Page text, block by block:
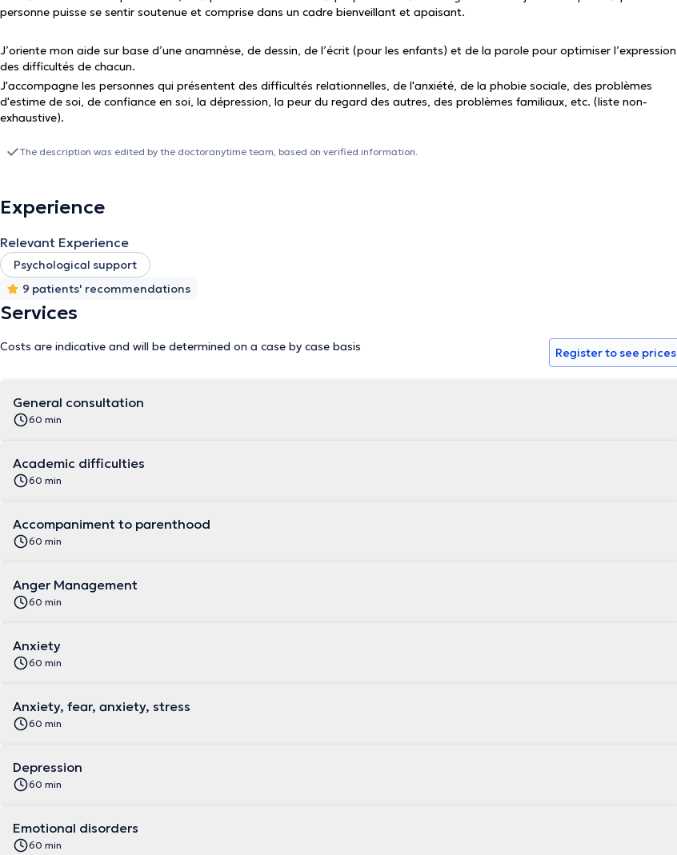
personne puisse se sentir soutenue et comprise dans un cadre bienveillant et apaisant.
J’oriente mon aide sur base d’une anamnèse, de dessin, de l’écrit (pour les enfants) et de la parole pour optimiser l’expression
des difficultés de chacun.
J'accompagne les personnes qui présentent des difficultés relationnelles, de l'anxiété, de la phobie sociale, des problèmes
d'estime de soi, de confiance en soi, la dépression, la peur du regard des autres, des problèmes familiaux, etc. (liste non-
exhaustive).
The description was edited by the doctoranytime team, based on verified information.
Experience
Relevant Experience
Psychological support
9 patients' recommendations
Services
Costs are indicative and will be determined on a case by case basis Register to see prices
General consultation
60 min
Academic difficulties
60 min
Accompaniment to parenthood
60 min
Anger Management
60 min
Anxiety
60 min
Anxiety, fear, anxiety, stress
60 min
Depression
60 min
Emotional disorders
60 min